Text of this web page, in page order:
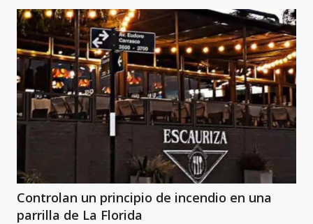
Controlan un principio de incendio en una
parrilla de La Florida